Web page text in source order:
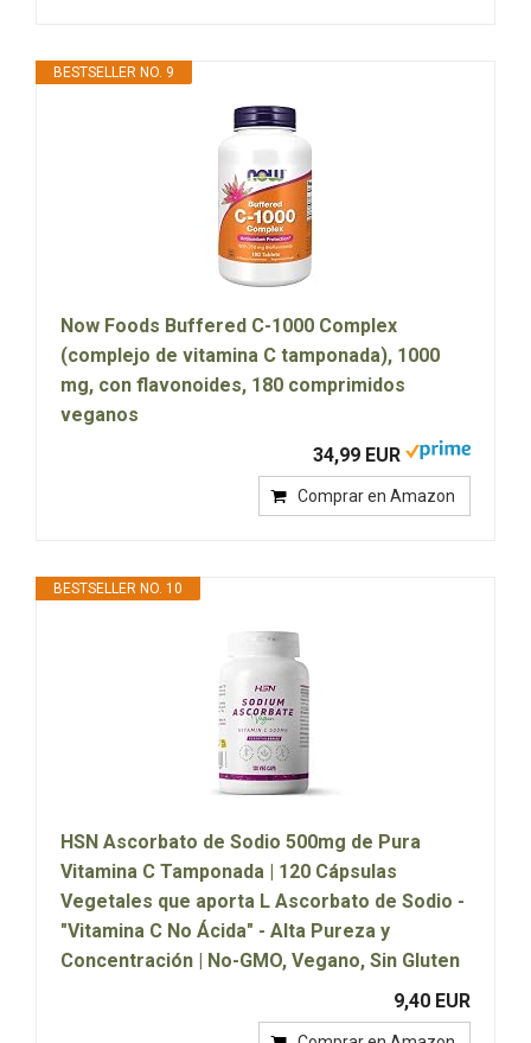
BESTSELLER NO. 9
Now Foods Buffered C-1000 Complex
(complejo de vitamina C tamponada), 1000
mg, con flavonoides, 180 comprimidos
veganos
34,99 EUR
Comprar en Amazon
BESTSELLER NO. 10
HSN Ascorbato de Sodio 500mg de Pura
Vitamina C Tamponada | 120 Cápsulas
Vegetales que aporta L Ascorbato de Sodio -
"Vitamina C No Ácida" - Alta Pureza y
Concentración | No-GMO, Vegano, Sin Gluten
9,40 EUR